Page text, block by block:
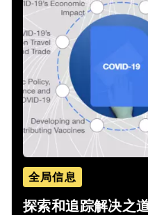
全局信息
探索和追踪解决之